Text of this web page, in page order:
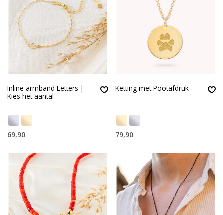
Inline armband Letters |
Kies het aantal
69,90
Ketting met Pootafdruk
79,90